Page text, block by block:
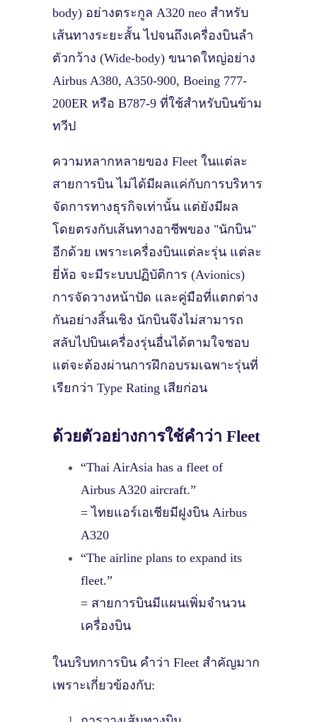
body) อย่างตระกูล A320 neo สำหรับ
เส้นทางระยะสั้น ไปจนถึงเครื่องบินลำ
ตัวกว้าง (Wide-body) ขนาดใหญ่อย่าง
Airbus A380, A350-900, Boeing 777-
200ER หรือ B787-9 ที่ใช้สำหรับบินข้าม
ทวีป
ความหลากหลายของ Fleet ในแต่ละ
สายการบิน ไม่ได้มีผลแค่กับการบริหาร
จัดการทางธุรกิจเท่านั้น แต่ยังมีผล
โดยตรงกับเส้นทางอาชีพของ "นักบิน"
อีกด้วย เพราะเครื่องบินแต่ละรุ่น แต่ละ
ยี่ห้อ จะมีระบบปฏิบัติการ (Avionics)
การจัดวางหน้าปัด และคู่มือที่แตกต่าง
กันอย่างสิ้นเชิง นักบินจึงไม่สามารถ
สลับไปบินเครื่องรุ่นอื่นได้ตามใจชอบ
แต่จะต้องผ่านการฝึกอบรมเฉพาะรุ่นที่
เรียกว่า Type Rating เสียก่อน
ด้วยตัวอย่างการใช้คำว่า Fleet
“Thai AirAsia has a fleet of
Airbus A320 aircraft.”
= ไทยแอร์เอเชียมีฝูงบิน Airbus
A320
“The airline plans to expand its
fleet.”
= สายการบินมีแผนเพิ่มจำนวน
เครื่องบิน
ในบริบทการบิน คำว่า Fleet สำคัญมาก
เพราะเกี่ยวข้องกับ: